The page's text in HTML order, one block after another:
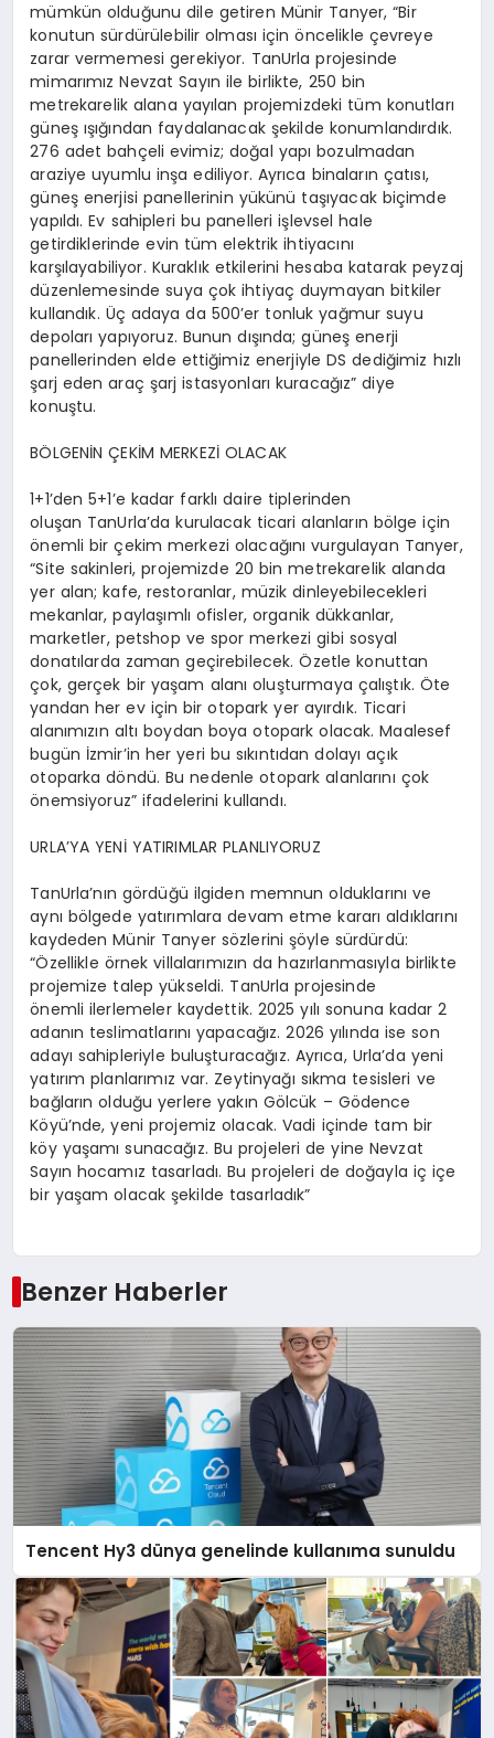
mümkün olduğunu dile getiren Münir Tanyer, “Bir
konutun sürdürülebilir olması için öncelikle çevreye
zarar vermemesi gerekiyor. TanUrla projesinde
mimarımız Nevzat Sayın ile birlikte, 250 bin
metrekarelik alana yayılan projemizdeki tüm konutları
güneş ışığından faydalanacak şekilde konumlandırdık.
276 adet bahçeli evimiz; doğal yapı bozulmadan
araziye uyumlu inşa ediliyor. Ayrıca binaların çatısı,
güneş enerjisi panellerinin yükünü taşıyacak biçimde
yapıldı. Ev sahipleri bu panelleri işlevsel hale
getirdiklerinde evin tüm elektrik ihtiyacını
karşılayabiliyor. Kuraklık etkilerini hesaba katarak peyzaj
düzenlemesinde suya çok ihtiyaç duymayan bitkiler
kullandık. Üç adaya da 500’er tonluk yağmur suyu
depoları yapıyoruz. Bunun dışında; güneş enerji
panellerinden elde ettiğimiz enerjiyle DS dediğimiz hızlı
şarj eden araç şarj istasyonları kuracağız” diye
konuştu.
BÖLGENİN ÇEKİM MERKEZİ OLACAK
1+1’den 5+1’e kadar farklı daire tiplerinden
oluşan TanUrla’da kurulacak ticari alanların bölge için
önemli bir çekim merkezi olacağını vurgulayan Tanyer,
“Site sakinleri, projemizde 20 bin metrekarelik alanda
yer alan; kafe, restoranlar, müzik dinleyebilecekleri
mekanlar, paylaşımlı ofisler, organik dükkanlar,
marketler, petshop ve spor merkezi gibi sosyal
donatılarda zaman geçirebilecek. Özetle konuttan
çok, gerçek bir yaşam alanı oluşturmaya çalıştık. Öte
yandan her ev için bir otopark yer ayırdık. Ticari
alanımızın altı boydan boya otopark olacak. Maalesef
bugün İzmir’in her yeri bu sıkıntıdan dolayı açık
otoparka döndü. Bu nedenle otopark alanlarını çok
önemsiyoruz” ifadelerini kullandı.
URLA’YA YENİ YATIRIMLAR PLANLIYORUZ
TanUrla’nın gördüğü ilgiden memnun olduklarını ve
aynı bölgede yatırımlara devam etme kararı aldıklarını
kaydeden Münir Tanyer sözlerini şöyle sürdürdü:
“Özellikle örnek villalarımızın da hazırlanmasıyla birlikte
projemize talep yükseldi. TanUrla projesinde
önemli ilerlemeler kaydettik. 2025 yılı sonuna kadar 2
adanın teslimatlarını yapacağız. 2026 yılında ise son
adayı sahipleriyle buluşturacağız. Ayrıca, Urla’da yeni
yatırım planlarımız var. Zeytinyağı sıkma tesisleri ve
bağların olduğu yerlere yakın Gölcük – Gödence
Köyü’nde, yeni projemiz olacak. Vadi içinde tam bir
köy yaşamı sunacağız. Bu projeleri de yine Nevzat
Sayın hocamız tasarladı. Bu projeleri de doğayla iç içe
bir yaşam olacak şekilde tasarladık”
Benzer Haberler
Tencent Hy3 dünya genelinde kullanıma sunuldu